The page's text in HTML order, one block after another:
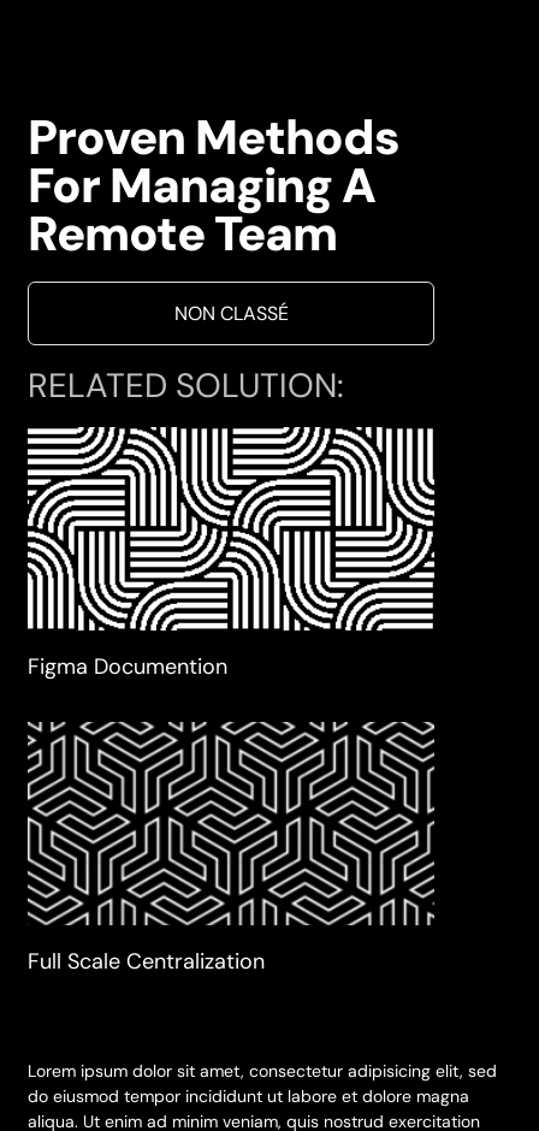
Proven Methods
For Managing A
Remote Team
NON CLASSÉ
RELATED SOLUTION:
Figma Documention
Full Scale Centralization
Lorem ipsum dolor sit amet, consectetur adipisicing elit, sed
do eiusmod tempor incididunt ut labore et dolore magna
aliqua. Ut enim ad minim veniam, quis nostrud exercitation